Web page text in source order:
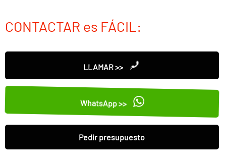
CONTACTAR es FÁCIL:
LLAMAR >>
WhatsApp >>
Pedir presupuesto